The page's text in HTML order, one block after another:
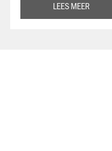
LEES MEER